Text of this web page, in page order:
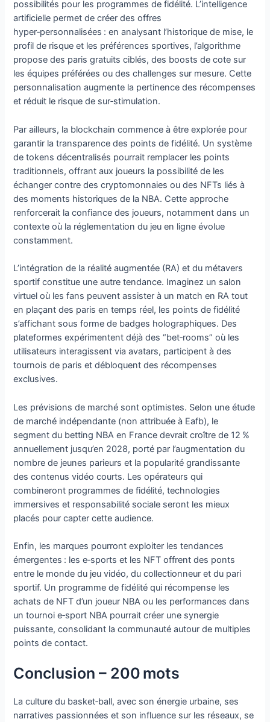
possibilités pour les programmes de fidélité. L’intelligence
artificielle permet de créer des offres
hyper‑personnalisées : en analysant l’historique de mise, le
profil de risque et les préférences sportives, l’algorithme
propose des paris gratuits ciblés, des boosts de cote sur
les équipes préférées ou des challenges sur mesure. Cette
personnalisation augmente la pertinence des récompenses
et réduit le risque de sur‑stimulation.
Par ailleurs, la blockchain commence à être explorée pour
garantir la transparence des points de fidélité. Un système
de tokens décentralisés pourrait remplacer les points
traditionnels, offrant aux joueurs la possibilité de les
échanger contre des cryptomonnaies ou des NFTs liés à
des moments historiques de la NBA. Cette approche
renforcerait la confiance des joueurs, notamment dans un
contexte où la réglementation du jeu en ligne évolue
constamment.
L’intégration de la réalité augmentée (RA) et du métavers
sportif constitue une autre tendance. Imaginez un salon
virtuel où les fans peuvent assister à un match en RA tout
en plaçant des paris en temps réel, les points de fidélité
s’affichant sous forme de badges holographiques. Des
plateformes expérimentent déjà des “bet‑rooms” où les
utilisateurs interagissent via avatars, participent à des
tournois de paris et débloquent des récompenses
exclusives.
Les prévisions de marché sont optimistes. Selon une étude
de marché indépendante (non attribuée à Eafb), le
segment du betting NBA en France devrait croître de 12 %
annuellement jusqu’en 2028, porté par l’augmentation du
nombre de jeunes parieurs et la popularité grandissante
des contenus vidéo courts. Les opérateurs qui
combineront programmes de fidélité, technologies
immersives et responsabilité sociale seront les mieux
placés pour capter cette audience.
Enfin, les marques pourront exploiter les tendances
émergentes : les e‑sports et les NFT offrent des ponts
entre le monde du jeu vidéo, du collectionneur et du pari
sportif. Un programme de fidélité qui récompense les
achats de NFT d’un joueur NBA ou les performances dans
un tournoi e‑sport NBA pourrait créer une synergie
puissante, consolidant la communauté autour de multiples
points de contact.
Conclusion – 200 mots
La culture du basket‑ball, avec son énergie urbaine, ses
narratives passionnées et son influence sur les réseaux, se